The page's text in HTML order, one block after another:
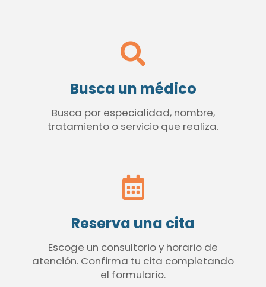
Busca un médico
Busca por especialidad, nombre,
tratamiento o servicio que realiza.
Reserva una cita
Escoge un consultorio y horario de
atención. Confirma tu cita completando
el formulario.